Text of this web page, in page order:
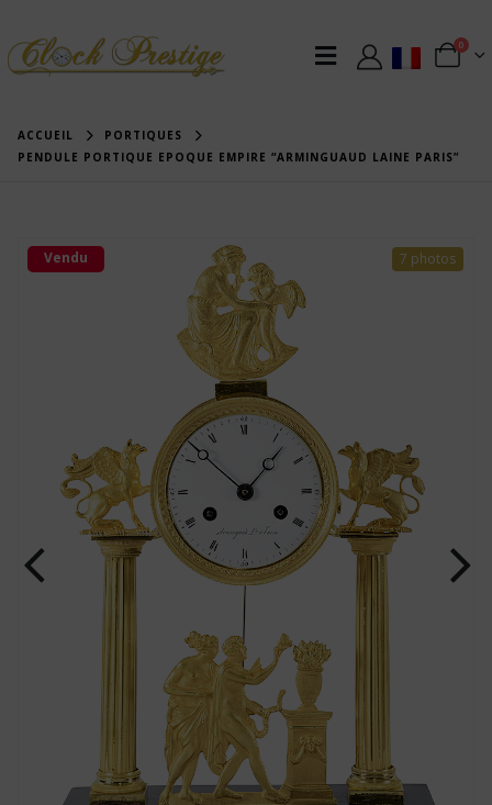
0
ACCUEIL
PORTIQUES
PENDULE PORTIQUE EPOQUE EMPIRE “ARMINGUAUD LAINE PARIS”
7 photos
Vendu